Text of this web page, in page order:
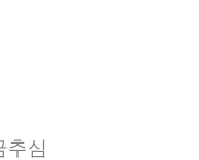
추심